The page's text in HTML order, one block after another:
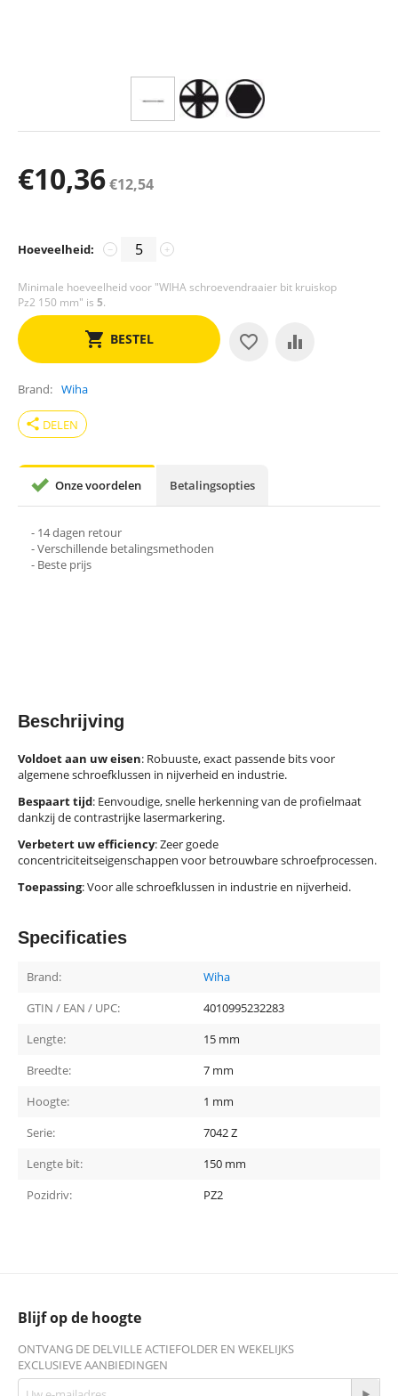
€10,36€12,54
Hoeveelheid: +
−
Minimale hoeveelheid voor "WIHA schroevendraaier bit kruiskop
Pz2 150 mm" is 5.
BESTEL
Brand Wiha
share DELEN
Onze voordelen Betalingsopties
- 14 dagen retour
- Verschillende betalingsmethoden
- Beste prijs
Beschrijving
Voldoet aan uw eisen: Robuuste, exact passende bits voor
algemene schroefklussen in nijverheid en industrie.
Bespaart tijd: Eenvoudige, snelle herkenning van de profielmaat
dankzij de contrastrijke lasermarkering.
Verbetert uw efficiency: Zeer goede
concentriciteitseigenschappen voor betrouwbare schroefprocessen.
Toepassing: Voor alle schroefklussen in industrie en nijverheid.
Specificaties
Brand:
Wiha
GTIN / EAN / UPC:
4010995232283
Lengte:
15 mm
Breedte:
7 mm
Hoogte:
1 mm
Serie:
7042 Z
Lengte bit:
150 mm
Pozidriv:
PZ2
Blijf op de hoogte
ONTVANG DE DELVILLE ACTIEFOLDER EN WEKELIJKS
EXCLUSIEVE AANBIEDINGEN